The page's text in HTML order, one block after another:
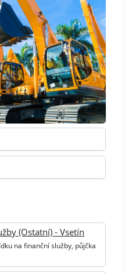
(Ostatní) - Vsetín
na finanční služby, půjčka